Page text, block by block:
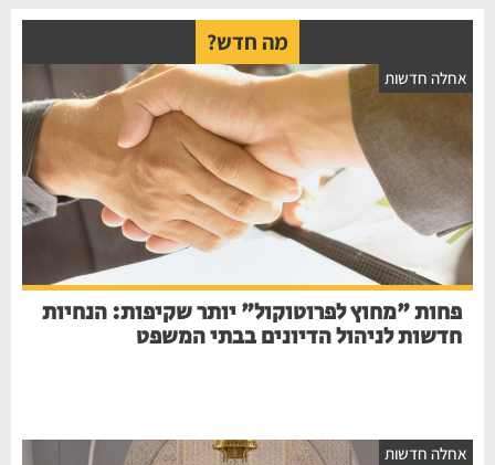
מה חדש?
אחלה חדשות
פחות "מחוץ לפרוטוקול" יותר שקיפות: הנחיות
חדשות לניהול הדיונים בבתי המשפט
אחלה חדשות